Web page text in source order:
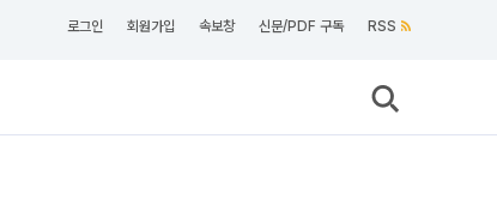
로그인 회원가입 속보창 신문/PDF 구독 RSS